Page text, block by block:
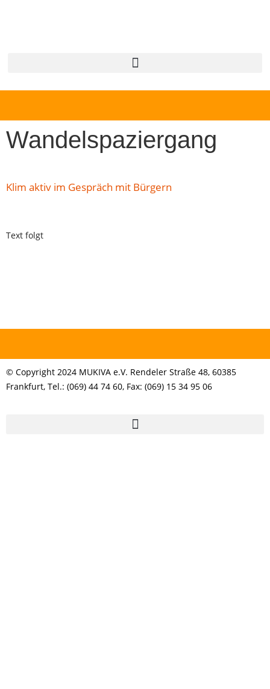
Wandelspaziergang
Klim aktiv im Gespräch mit Bürgern
Text folgt
© Copyright 2024 MUKIVA e.V. Rendeler Straße 48, 60385
Frankfurt, Tel.: (069) 44 74 60, Fax: (069) 15 34 95 06